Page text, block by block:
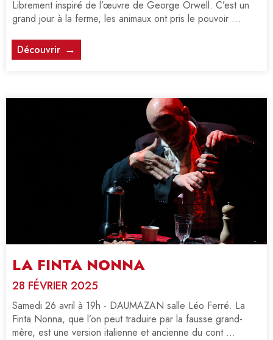
Librement inspiré de l’œuvre de George Orwell. C’est un
grand jour à la ferme, les animaux ont pris le pouvoir ...
Découvrir
LA FINTA NONNA
28 FÉVRIER 2025
Samedi 26 avril à 19h - DAUMAZAN salle Léo Ferré. La
Finta Nonna, que l’on peut traduire par la fausse grand-
mère, est une version italienne et ancienne du cont ...